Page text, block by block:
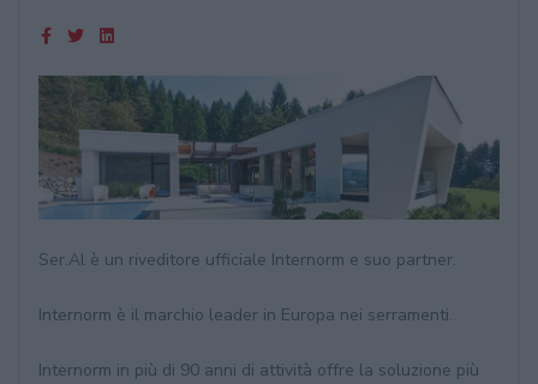
Ser.Al è un riveditore ufficiale Internorm e suo partner.
Internorm è il marchio leader in Europa nei serramenti.
Internorm in più di 90 anni di attività offre la soluzione più